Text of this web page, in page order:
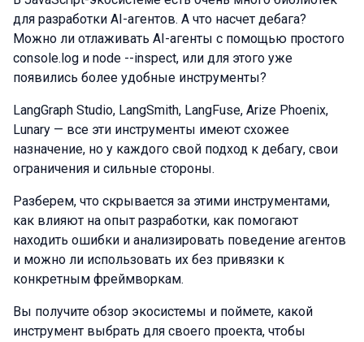
для разработки AI-агентов. А что насчет дебага?
Можно ли отлаживать AI-агенты с помощью простого
console.log и node --inspect, или для этого уже
появились более удобные инструменты?
LangGraph Studio, LangSmith, LangFuse, Arize Phoenix,
Lunary — все эти инструменты имеют схожее
назначение, но у каждого свой подход к дебагу, свои
ограничения и сильные стороны.
Разберем, что скрывается за этими инструментами,
как влияют на опыт разработки, как помогают
находить ошибки и анализировать поведение агентов
и можно ли использовать их без привязки к
конкретным фреймворкам.
Вы получите обзор экосистемы и поймете, какой
инструмент выбрать для своего проекта, чтобы